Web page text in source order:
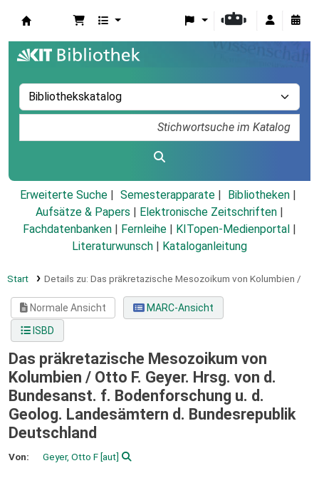
Erweiterte Suche Semesterapparate
Bibliotheken
Aufsätze & Papers
Elektronische Zeitschriften
Fachdatenbanken
Fernleihe KITopen-Medienportal
Literaturwunsch
Kataloganleitung
Start Details zu: Das präkretazische Mesozoikum von Kolumbien /
Normale Ansicht
MARC-Ansicht
ISBD
Das präkretazische Mesozoikum von
Kolumbien / Otto F. Geyer. Hrsg. von d.
Bundesanst. f. Bodenforschung u. d.
Geolog. Landesämtern d. Bundesrepublik
Deutschland
Von: Geyer, Otto F[aut]